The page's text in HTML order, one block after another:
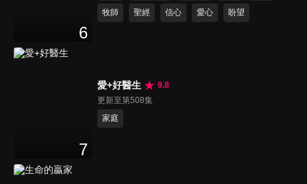
6
牧師 聖經 信心 愛心 盼望
7
愛+好醫生
9.8
更新至第508集
家庭